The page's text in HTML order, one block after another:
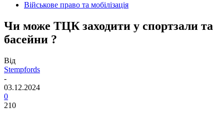
Військове право та мобілізація
Чи може ТЦК заходити у спортзали та
басейни ?
Від
Stempfords
-
03.12.2024
0
210